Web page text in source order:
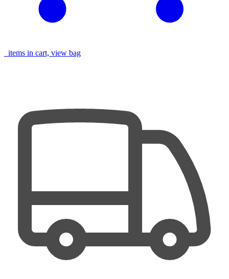
items in cart, view bag